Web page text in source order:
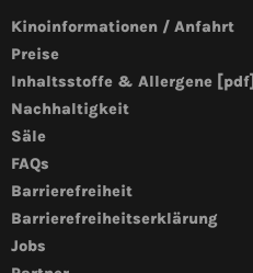
Kinoinformationen / Anfahrt
Preise
Inhaltsstoffe & Allergene [pdf]
Nachhaltigkeit
Säle
FAQs
Barrierefreiheit
Barrierefreiheitserklärung
Jobs